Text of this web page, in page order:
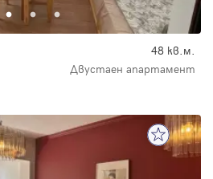
48 кв.м.
Двустаен апартамент